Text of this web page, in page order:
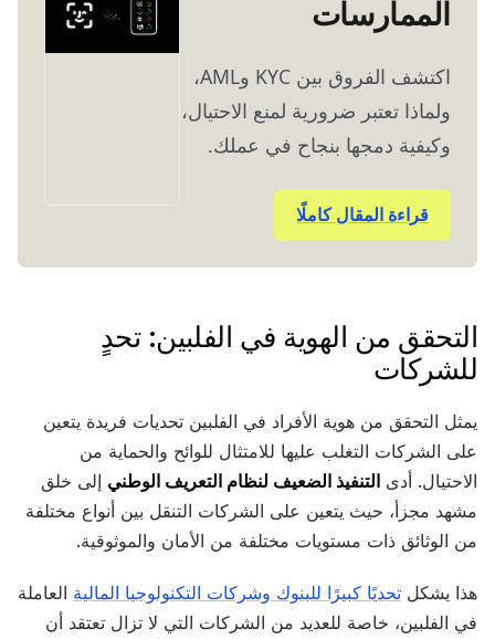
الممارسات
اكتشف الفروق بين KYC وAML،
ولماذا تعتبر ضرورية لمنع الاحتيال،
وكيفية دمجها بنجاح في عملك.
قراءة المقال كاملًا
التحقق من الهوية في الفلبين: تحدٍ
للشركات
يمثل التحقق من هوية الأفراد في الفلبين تحديات فريدة يتعين
على الشركات التغلب عليها للامتثال للوائح والحماية من
الاحتيال. أدى التنفيذ الضعيف لنظام التعريف الوطني إلى خلق
مشهد مجزأ، حيث يتعين على الشركات التنقل بين أنواع مختلفة
من الوثائق ذات مستويات مختلفة من الأمان والموثوقية.
هذا يشكل تحديًا كبيرًا للبنوك وشركات التكنولوجيا المالية العاملة
في الفلبين، خاصة للعديد من الشركات التي لا تزال تعتقد أن